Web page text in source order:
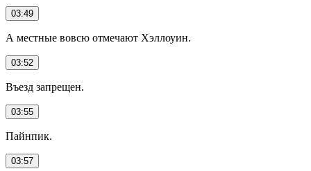
03:49
А местные вовсю отмечают Хэллоуин.
03:52
Въезд запрещен.
03:55
Пайнпик.
03:57